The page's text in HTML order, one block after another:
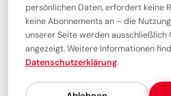
persönlichen Daten, erfordert keine
keine Abonnements an – die
unserer Seite werden ausschließlich
angezeigt. Weitere Informationen
Datenschutzerklärung.
Debilder ist deine Plattform für
zum Teilen. Entdecke unsere
Lächeln!
Über unsKontaktRedaktion